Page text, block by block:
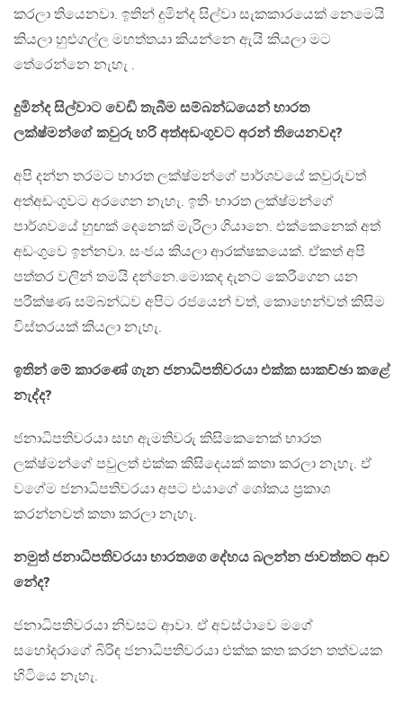
කරලා තියෙනවා. ඉතින් දුමින්ද සිල්වා සැකකාරයෙක් නෙමෙයි
කියලා හුළුගල්ල මහත්තයා කියන්නෙ ඇයි කියලා මට
තේරෙන්නෙ නැහැ .
දුමින්ද සිල්වාට වෙඩි තැබීම සම්බන්ධයෙන් භාරත
ලක්ෂ්මන්ගේ කවුරු හරි අත්අඩංගුවට අරන් තියෙනවද?
අපි දන්න තරමට භාරත ලක්ෂ්මන්ගේ පාර්ශවයේ කවුරුවත්
අත්අඩංගුවට අරගෙන නැහැ. ඉතිං භාරත ලක්ෂ්මන්ගේ
පාර්ශවයේ හුඟක් දෙනෙක් මැරිලා ගියානෙ. එක්කෙනෙක් අත්
අඩංගුවෙ ඉන්නවා. සංජය කියලා ආරක්ෂකයෙක්. ඒකත් අපි
පත්තර වලින් තමයි දන්නෙ.මොකද දැනට කෙරීගෙන යන
පරීක්ෂණ සම්බන්ධව අපිට රජයෙන් වත්, කොහෙන්වත් කිසිම
විස්තරයක් කියලා නැහැ.
ඉතින් මේ කාරණේ ගැන ජනාධිපතිවරයා එක්ක සාකච්ඡා කළේ
නැද්ද?
ජනාධිපතිවරයා සහ ඇමතිවරු කිසිකෙනෙක් භාරත
ලක්ෂ්මන්ගේ පවුලත් එක්ක කිසිදෙයක් කතා කරලා නැහැ. ඒ
වගේම ජනාධිපතිවරයා අපට එයාගේ ශෝකය ප්‍රකාශ
කරන්නවත් කතා කරලා නැහැ.
නමුත් ජනාධිපතිවරයා භාරතගෙ දේහය බලන්න ජාවත්තට ආව
නේද?
ජනාධිපතිවරයා නිවසට ආවා. ඒ අවස්ථාවෙ මගේ
සහෝදරාගේ බිරිඳ ජනාධිපතිවරයා එක්ක කත කරන තත්වයක
හිටියෙ නැහැ.